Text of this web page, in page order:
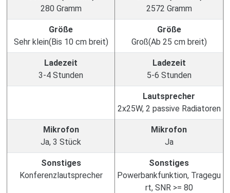
280 Gramm
2572 Gramm
Größe
Sehr klein(Bis 10 cm breit)
Größe
Groß(Ab 25 cm breit)
Ladezeit
3-4 Stunden
Ladezeit
5-6 Stunden
Lautsprecher
2x25W, 2 passive Radiatoren
Mikrofon
Ja, 3 Stück
Mikrofon
Ja
Sonstiges
Konferenzlautsprecher
Sonstiges
Powerbankfunktion, Tragegu
rt, SNR >= 80